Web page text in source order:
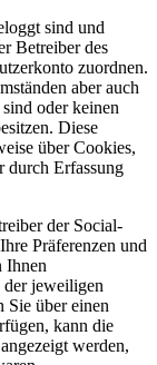
sind und
Betreiber des
zuordnen.
aber auch
oder keinen
Diese
über Cookies,
durch Erfassung
der Social-
Präferenzen und
Ihnen
der jeweiligen
Sie über einen
kann die
werden,